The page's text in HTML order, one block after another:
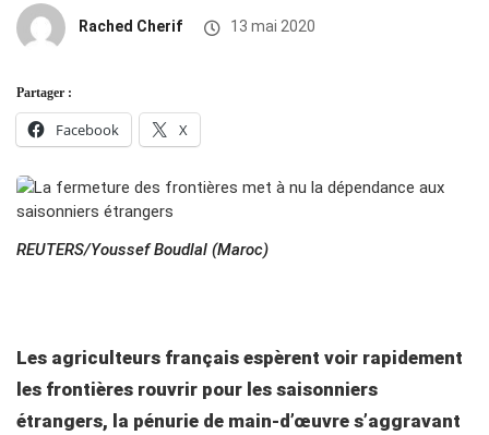
Rached Cherif 13 mai 2020
Partager :
Facebook X
REUTERS/Youssef Boudlal (Maroc)
Les agriculteurs français espèrent voir rapidement
les frontières rouvrir pour les saisonniers
étrangers, la pénurie de main-d’œuvre s’aggravant